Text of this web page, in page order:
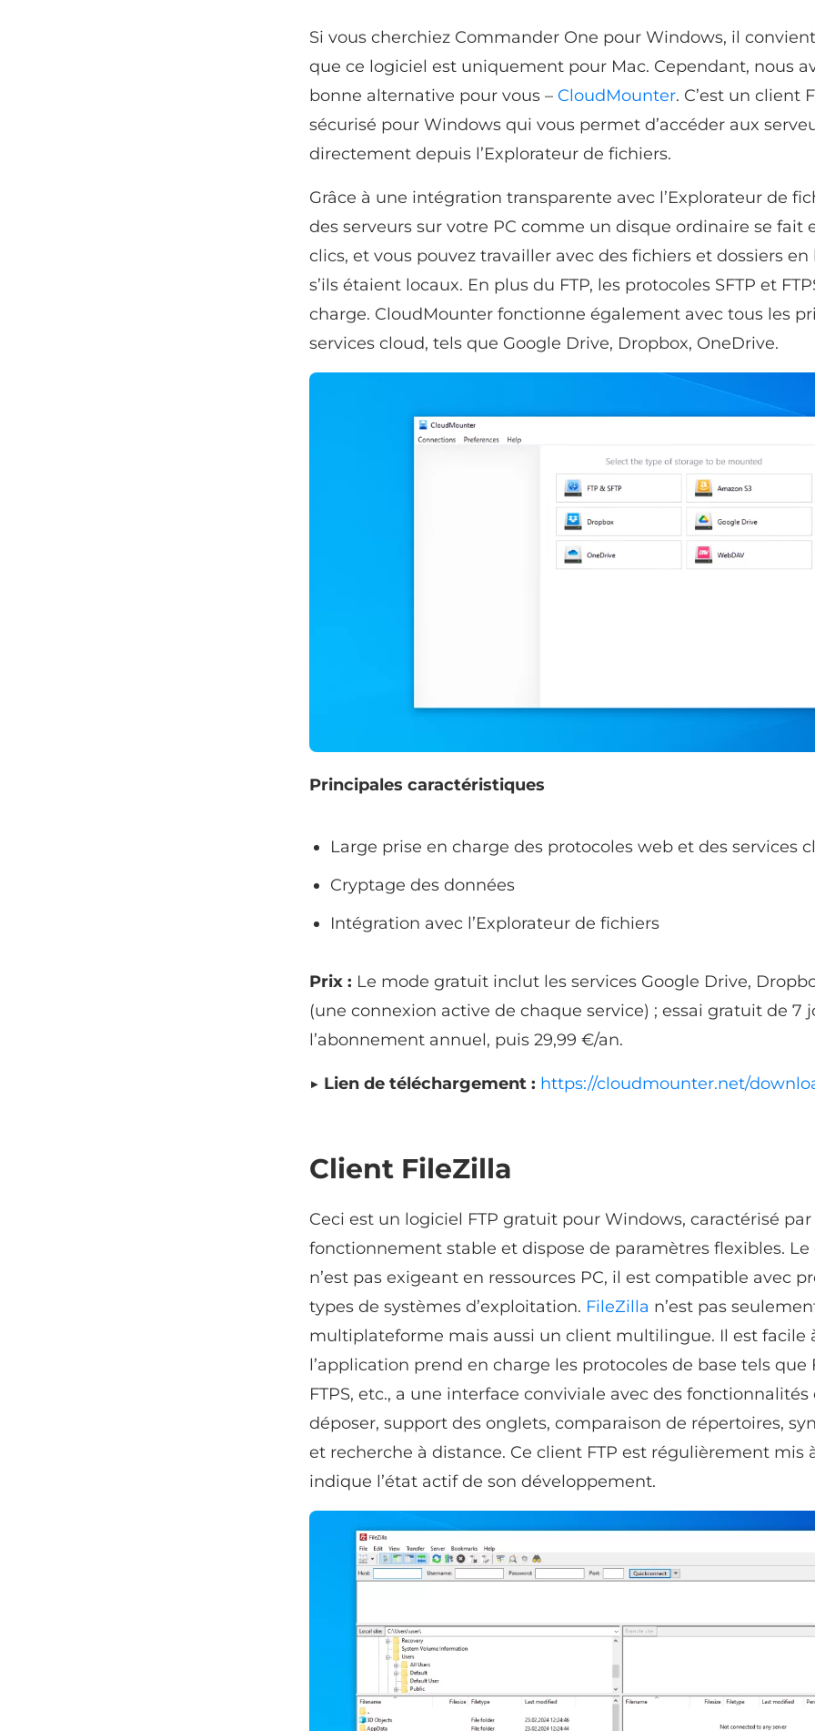
Si vous cherchiez Commander One pour Windows, il
que ce logiciel est uniquement pour Mac. Cependant, nous
bonne alternative pour vous – CloudMounter. C’est un client
sécurisé pour Windows qui vous permet d’accéder aux
directement depuis l’Explorateur de fichiers.
Grâce à une intégration transparente avec l’Explorateur de
des serveurs sur votre PC comme un disque ordinaire se fait
clics, et vous pouvez travailler avec des fichiers et dossiers
s’ils étaient locaux. En plus du FTP, les protocoles SFTP et
charge. CloudMounter fonctionne également avec tous les
services cloud, tels que Google Drive, Dropbox, OneDrive.
Principales caractéristiques
Large prise en charge des protocoles web et des services
Cryptage des données
Intégration avec l’Explorateur de fichiers
Prix : Le mode gratuit inclut les services Google Drive,
(une connexion active de chaque service) ; essai gratuit de 7
l’abonnement annuel, puis 29,99 €/an.
▶ Lien de téléchargement : https://cloudmounter.net/
Client FileZilla
Ceci est un logiciel FTP gratuit pour Windows, caractérisé
fonctionnement stable et dispose de paramètres flexibles.
n’est pas exigeant en ressources PC, il est compatible avec
types de systèmes d’exploitation. FileZilla n’est pas
multiplateforme mais aussi un client multilingue. Il est facile
l’application prend en charge les protocoles de base tels que
FTPS, etc., a une interface conviviale avec des fonctionnalités
déposer, support des onglets, comparaison de répertoires,
et recherche à distance. Ce client FTP est régulièrement mis
indique l’état actif de son développement.